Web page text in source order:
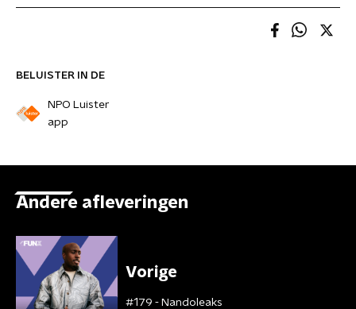
BELUISTER IN DE
NPO Luister
app
Andere afleveringen
Vorige
#179 - Nandoleaks